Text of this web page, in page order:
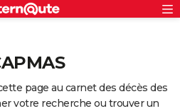
page au carnet des décès des
votre recherche ou trouver un